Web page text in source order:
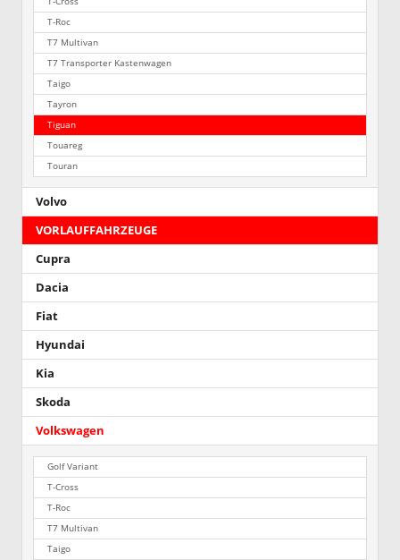
T-Roc
T7 Multivan
T7 Transporter Kastenwagen
Taigo
Tayron
Tiguan
Touareg
Touran
Volvo
VORLAUFFAHRZEUGE
Cupra
Dacia
Fiat
Hyundai
Kia
Skoda
Volkswagen
Golf Variant
T-Cross
T-Roc
T7 Multivan
Taigo